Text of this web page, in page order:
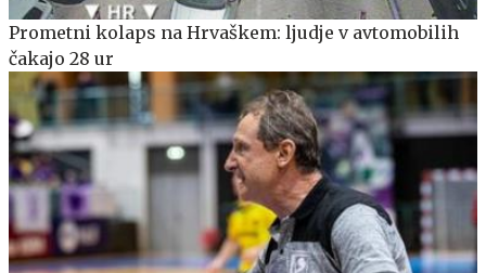
Prometni kolaps na Hrvaškem: ljudje v avtomobilih
čakajo 28 ur